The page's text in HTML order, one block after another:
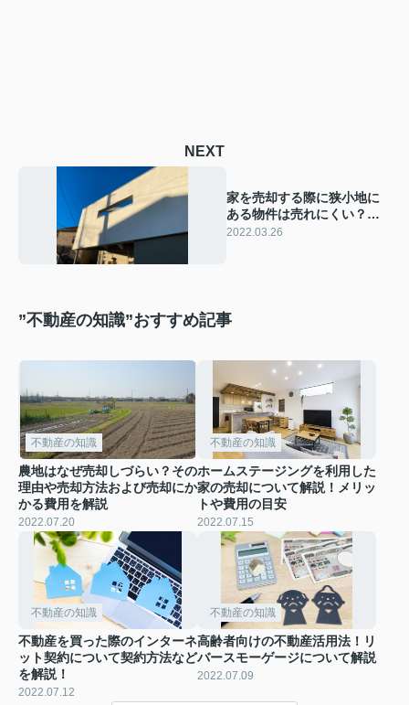
NEXT
家を売却する際に狭小地に
ある物件は売れにくい？そ
の理由と売る方法をご紹介
2022.03.26
”不動産の知識”おすすめ記事
不動産の知識
農地はなぜ売却しづらい？その
理由や売却方法および売却にか
かる費用を解説
2022.07.20
不動産の知識
ホームステージングを利用した
家の売却について解説！メリッ
トや費用の目安
2022.07.15
不動産の知識
不動産を買った際のインターネ
ット契約について契約方法など
を解説！
2022.07.12
不動産の知識
高齢者向けの不動産活用法！リ
バースモーゲージについて解説
2022.07.09